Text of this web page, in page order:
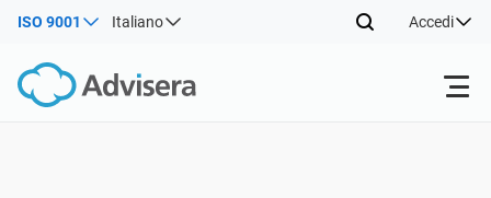
ISO 9001 Italiano Accedi